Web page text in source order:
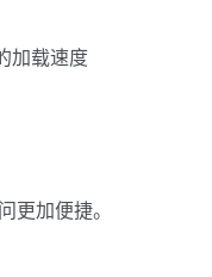
加载速度
更加便捷。